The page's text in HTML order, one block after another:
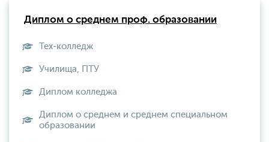
Диплом о среднем проф. образовании
Тех-колледж
Училища, ПТУ
Диплом колледжа
Диплом о среднем и среднем специальном
образовании